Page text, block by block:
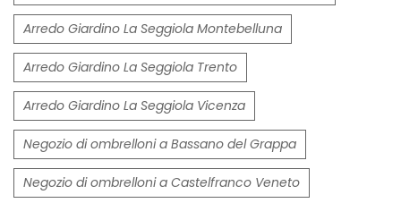
Arredo Giardino La Seggiola Montebelluna
Arredo Giardino La Seggiola Trento
Arredo Giardino La Seggiola Vicenza
Negozio di ombrelloni a Bassano del Grappa
Negozio di ombrelloni a Castelfranco Veneto